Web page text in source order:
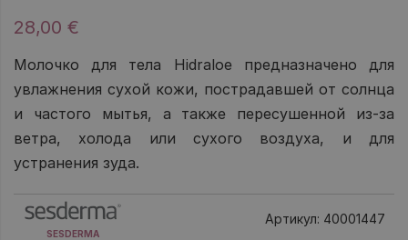
28,00 €
Молочко для тела Hidraloe предназначено для
увлажнения сухой кожи, пострадавшей от солнца
и частого мытья, а также пересушенной из-за
ветра, холода или сухого воздуха, и для
устранения зуда.
SESDERMA
Артикул: 40001447